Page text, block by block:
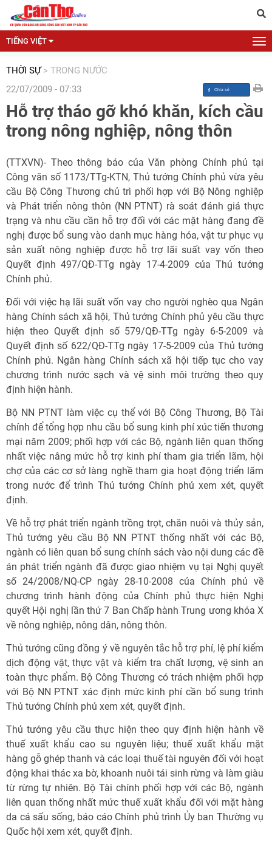
TIẾNG VIỆT
THỜI SỰ > TRONG NƯỚC
22/07/2009 - 07:33
Hỗ trợ tháo gỡ khó khăn, kích cầu
trong nông nghiệp, nông thôn
(TTXVN)- Theo thông báo của Văn phòng Chính phủ tại
Công văn số 1173/TTg-KTN, Thủ tướng Chính phủ vừa yêu
cầu Bộ Công Thương chủ trì phối hợp với Bộ Nông nghiệp
và Phát triển nông thôn (NN PTNT) rà soát đánh giá thực
trạng và nhu cầu cần hỗ trợ đối với các mặt hàng đang đề
nghị được bổ sung vào danh mục hàng hóa, vật tư phục vụ
sản xuất nông nghiệp được hỗ trợ lãi suất vay vốn theo
Quyết định 497/QĐ-TTg ngày 17-4-2009 của Thủ tướng
Chính phủ.
Đối với việc hạ lãi suất vốn vay cho người nghèo qua Ngân
hàng Chính sách xã hội, Thủ tướng Chính phủ yêu cầu thực
hiện theo Quyết định số 579/QĐ-TTg ngày 6-5-2009 và
Quyết định số 622/QĐ-TTg ngày 17-5-2009 của Thủ tướng
Chính phủ. Ngân hàng Chính sách xã hội tiếp tục cho vay
chương trình nước sạch và vệ sinh môi trường theo quy
định hiện hành.
Bộ NN PTNT làm việc cụ thể với Bộ Công Thương, Bộ Tài
chính để tổng hợp nhu cầu bổ sung kinh phí xúc tiến thương
mại năm 2009; phối hợp với các Bộ, ngành liên quan thống
nhất việc nâng mức hỗ trợ kinh phí tham gia triển lãm, hội
chợ của các cơ sở làng nghề tham gia hoạt động triển lãm
trong nước để trình Thủ tướng Chính phủ xem xét, quyết
định.
Về hỗ trợ phát triển ngành trồng trọt, chăn nuôi và thủy sản,
Thủ tướng yêu cầu Bộ NN PTNT thống nhất với các Bộ,
ngành có liên quan bổ sung chính sách vào nội dung các đề
án phát triển ngành đã được giao nhiệm vụ tại Nghị quyết
số 24/2008/NQ-CP ngày 28-10-2008 của Chính phủ về
chương trình hành động của Chính phủ thực hiện Nghị
quyết Hội nghị lần thứ 7 Ban Chấp hành Trung ương khóa X
về nông nghiệp, nông dân, nông thôn.
Thủ tướng cũng đồng ý về nguyên tắc hỗ trợ phí, lệ phí kiểm
dịch động vật, thực vật và kiểm tra chất lượng, vệ sinh an
toàn thực phẩm. Bộ Công Thương có trách nhiệm phối hợp
với Bộ NN PTNT xác định mức kinh phí cần bổ sung trình
Thủ tướng Chính phủ xem xét, quyết định.
Thủ tướng yêu cầu thực hiện theo quy định hiện hành về
thuế xuất khẩu cao su nguyên liệu; thuế xuất khẩu mặt
hàng gỗ ghép thanh và các loại thuế tài nguyên đối với hoạt
động khai thác xa bờ, khoanh nuôi tái sinh rừng và làm giàu
từ rừng tự nhiên. Bộ Tài chính phối hợp với các Bộ, ngành
liên quan thống nhất mức thuế xuất khẩu đối với mặt hàng
da cá sấu sống, báo cáo Chính phủ trình Ủy ban Thường vụ
Quốc hội xem xét, quyết định.